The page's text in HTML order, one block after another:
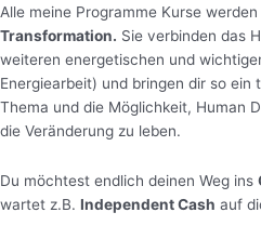
Alle meine Programme Kurse
Transformation. Sie verbinden das
weiteren energetischen und
Energiearbeit) und bringen dir so ein
Thema und die Möglichkeit, Human
die Veränderung zu leben.
Du möchtest endlich deinen Weg ins
wartet z.B. Independent Cash auf